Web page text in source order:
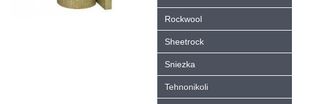
Rockwool
Sheetrock
Sniezka
Tehnonikoli